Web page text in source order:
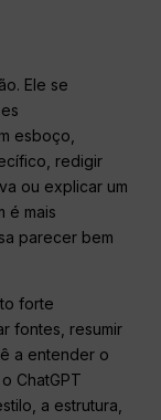
Ele se
esboço,
redigir
ou explicar um
é mais
parecer bem
forte
fontes, resumir
a entender o
ChatGPT
a estrutura,